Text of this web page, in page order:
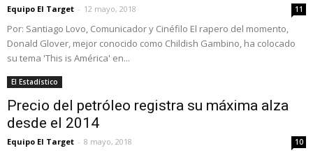
Equipo El Target - 12 mayo, 2018 11
Por: Santiago Lovo, Comunicador y Cinéfilo El rapero del momento,
Donald Glover, mejor conocido como Childish Gambino, ha colocado
su tema 'This is América' en...
El Estadístico
Precio del petróleo registra su máxima alza
desde el 2014
Equipo El Target - 8 mayo, 2018 10